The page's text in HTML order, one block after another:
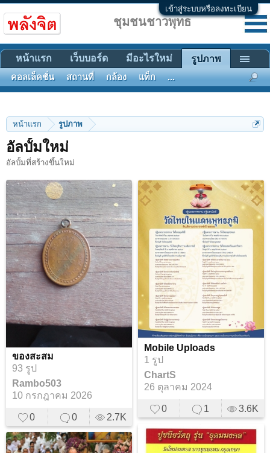
เข้าสู่ระบบหรือลงทะเบียน
หน้าแรก รูปภาพ
อัลบั้มใหม่
อัลบั้มที่สร้างขึ้นใหม่
ของสะสม
93 รูป
Rambo503
10 กรกฎาคม 2026
0 0 2.7K
Mobile Uploads
1 รูป
ChartS
26 ตุลาคม 2024
0 1 3.6K
ชุมชนชาวพุทธ
หน้าแรก เว็บบอร์ด มีอะไรใหม่ รูปภาพ
คอลเล็คชั่น สถานที่ กล้อง แท็ก ...